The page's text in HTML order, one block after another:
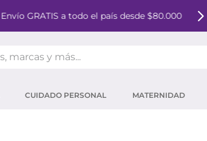
Envío GRATIS a todo el país desde $80.000
CUIDADO PERSONAL MATERNIDAD